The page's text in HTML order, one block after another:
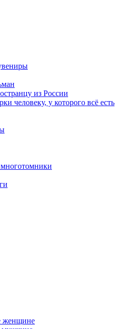
из России
человеку, у которого всё есть
женщине